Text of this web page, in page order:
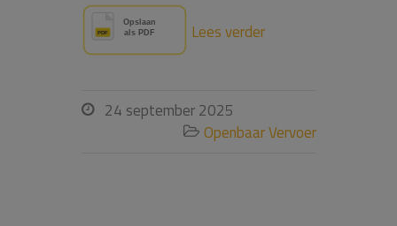
Lees verder
 24 september 2025
 Openbaar Vervoer